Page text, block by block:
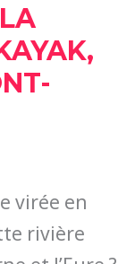
virée en
rivière